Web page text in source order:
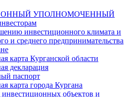
УПОЛНОМОЧЕННЫЙ
инвестиционного климата и
и среднего предпринимательства
карта Курганской области
декларация
паспорт
карта города Кургана
инвестиционных объектов и